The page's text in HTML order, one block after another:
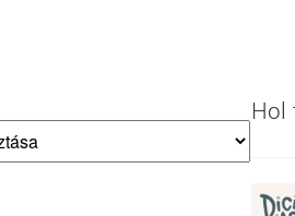
Hol